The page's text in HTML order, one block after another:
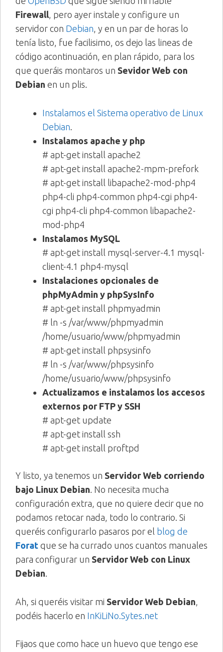
Firewall, pero ayer instale y configure un
servidor con Debian, y en un par de horas lo
tenía listo, fue facilisimo, os dejo las lineas de
código acontinuación, en plan rápido, para los
que queráis montaros un Sevidor Web con
Debian en un plis.
Instalamos el Sistema operativo de Linux
Debian
Instalamos apache y php
# apt-get install apache2
# apt-get install apache2-mpm-prefork
# apt-get install libapache2-mod-php4
php4-cli php4-common php4-cgi php4-
cgi php4-cli php4-common libapache2-
mod-php4
Instalamos MySQL
# apt-get install mysql-server-4.1 mysql-
client-4.1 php4-mysql
Instalaciones opcionales de
phpMyAdmin y phpSysInfo
# apt-get install phpmyadmin
# ln -s /var/www/phpmyadmin
/home/usuario/www/phpmyadmin
# apt-get install phpsysinfo
# ln -s /var/www/phpsysinfo
/home/usuario/www/phpsysinfo
Actualizamos e instalamos los accesos
externos por FTP y SSH
# apt-get update
# apt-get install ssh
# apt-get install proftpd
Y listo, ya tenemos un Servidor Web corriendo
bajo Linux Debian . No necesita mucha
configuración extra, que no quiere decir que no
podamos retocar nada, todo lo contrario. Si
queréis configurarlo pasaros por el blog de
Forat que se ha currado unos cuantos manuales
para configurar un Servidor Web con Linux
Debian
Ah, si queréis visitar mi Servidor Web Debian
podéis hacerlo en InKiLiNo.Sytes.net
Fijaos que como hace un huevo que tengo ese